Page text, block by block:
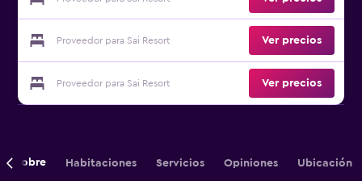
Proveedor para Sai Resort Ver precios
Proveedor para Sai Resort Ver precios
Sobre Habitaciones Servicios Opiniones Ubicación